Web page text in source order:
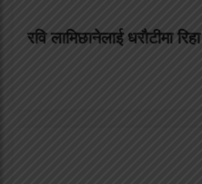
रवि लामिछानेलाई धरौटीमा